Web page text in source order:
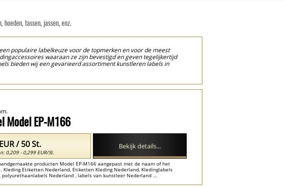
tassen, jassen, enz.
populaire labelkeuze voor de topmerken en voor de meest
waaraan ze zijn bevestigd en geven tegelijkertijd
bieden wij een gevarieerd assortiment kunstleren labels in
of merknaam, zodat uw merk zich onderscheidt van de
de mode-industrie, ongeacht of de producten waaraan ze zijn
tintje aan het kledingstuk!
Model EP-M166
producten Model EP-M166 aangepast met de naam of het
Kleding Etiketten Nederland, Etiketten Kleding Nederland, Kledinglabels
polyurethaanlabels Nederland , labels van kunstleer Nederland ...
/ 50 St.
0,209 - 0,299 EUR/St.
Bekijk details...